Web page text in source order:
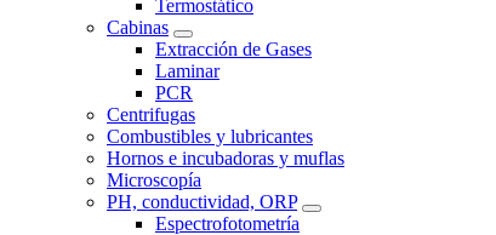
Termostático
Cabinas
Extracción de Gases
Laminar
PCR
Centrifugas
Combustibles y lubricantes
Hornos e incubadoras y muflas
Microscopía
PH, conductividad, ORP
Espectrofotometría